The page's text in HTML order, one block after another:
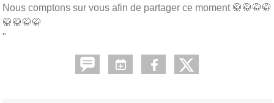
Nous comptons sur vous afin de partager ce moment 🥋🥋🥋🥋
🥋🥋🥋🥋
"